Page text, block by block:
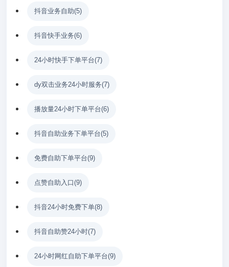
抖音业务自助(5)
抖音快手业务(6)
24小时快手下单平台(7)
dy双击业务24小时服务(7)
播放量24小时下单平台(6)
抖音自助业务下单平台(5)
免费自助下单平台(9)
点赞自助入口(9)
抖音24小时免费下单(8)
抖音自助赞24小时(7)
24小时网红自助下单平台(9)